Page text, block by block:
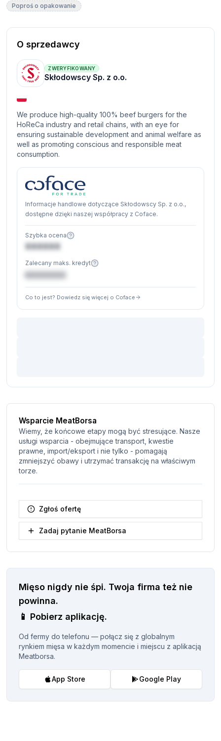
Poproś o opakowanie
O sprzedawcy
ZWERYFIKOWANY
Skłodowscy Sp. z o.o.
We produce high-quality 100% beef burgers for the
HoReCa industry and retail chains, with an eye for
ensuring sustainable development and animal welfare as
well as promoting conscious and responsible meat
consumption.
Informacje handlowe dotyczące Skłodowscy Sp. z o.o.,
dostępne dzięki naszej współpracy z Coface.
Szybka ocena
XXXXXX
Zalecany maks. kredyt
€XXXXXX
Co to jest? Dowiedz się więcej o Coface
Wsparcie MeatBorsa
Wiemy, że końcowe etapy mogą być stresujące. Nasze
usługi wsparcia - obejmujące transport, kwestie
prawne, import/eksport i nie tylko - pomagają
zmniejszyć obawy i utrzymać transakcję na właściwym
torze.
Zgłoś ofertę
Zadaj pytanie MeatBorsa
Mięso nigdy nie śpi. Twoja firma też nie
powinna.
📱 Pobierz aplikację.
Od fermy do telefonu — połącz się z globalnym
rynkiem mięsa w każdym momencie i miejscu z aplikacją
Meatborsa.
App Store Google Play